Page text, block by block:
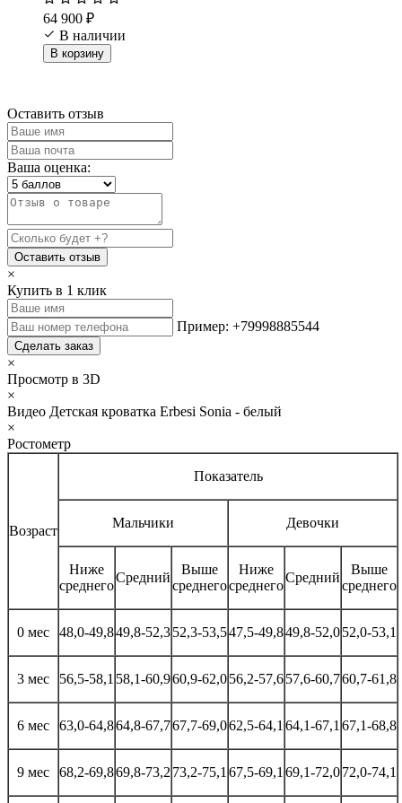
64 900 ₽
В наличии
В корзину
Оставить отзыв
Ваша оценка:
Оставить отзыв
×
Купить в 1 клик
Пример: +79998885544
Сделать заказ
×
Просмотр в 3D
×
Видео Детская кроватка Erbesi Sonia - белый
×
Ростометр
Возраст
Показатель
Мальчики Девочки
Ниже
среднего
Средний
Выше
среднего
Ниже
среднего
Средний
Выше
среднего
0 мес 48,0-49,849,8-52,352,3-53,547,5-49,849,8-52,052,0-53,1
3 мес 56,5-58,1 58,1-60,960,9-62,056,2-57,657,6-60,760,7-61,8
6 мес 63,0-64,864,8-67,767,7-69,062,5-64,1 64,1-67,1 67,1-68,8
9 мес 68,2-69,869,8-73,2 73,2-75,1 67,5-69,1 69,1-72,072,0-74,1